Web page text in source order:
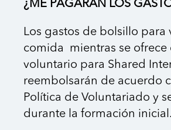
¿ME PAGARÁN LOS
Los gastos de bolsillo para
comida mientras se ofrece
voluntario para Shared
reembolsarán de acuerdo
Política de Voluntariado y
durante la formación inicial.